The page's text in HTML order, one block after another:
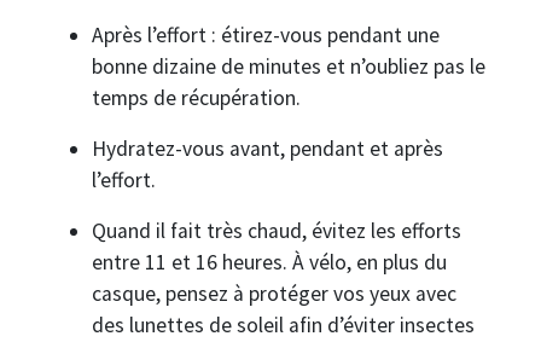
Après l’effort : étirez-vous pendant une
bonne dizaine de minutes et n’oubliez pas le
temps de récupération.
Hydratez-vous avant, pendant et après
l’effort.
Quand il fait très chaud, évitez les efforts
entre 11 et 16 heures. À vélo, en plus du
casque, pensez à protéger vos yeux avec
des lunettes de soleil afin d’éviter insectes